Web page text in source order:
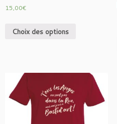
15,00€
Choix des options